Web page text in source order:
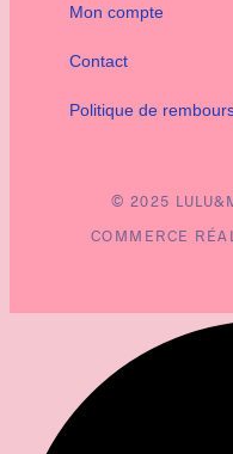
Mon compte
Contact
Politique de
© 2025
COMMERCE